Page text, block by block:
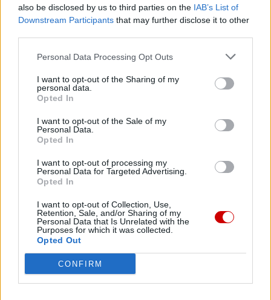
also be disclosed by us to third parties on the IAB’s List of
Downstream Participants that may further disclose it to other
Personal Data Processing Opt Outs
I want to opt-out of the Sharing of my
personal data.
Opted In
I want to opt-out of the Sale of my
Personal Data.
Opted In
I want to opt-out of processing my
Personal Data for Targeted Advertising.
Opted In
I want to opt-out of Collection, Use,
Retention, Sale, and/or Sharing of my
Personal Data that Is Unrelated with the
Purposes for which it was collected.
Opted Out
CONFIRM
Najnowsze
Przewodniczący KEP na temat przygotowań do wizyty papieża
Kard. Kikuchi z okazji rocznicy bombardowań atomowych
05 sierpnia 2026 | 20:00
Kard. Makrickas w święto Matki Bożej Śnieżnej
05 sierpnia 2026 | 19:23
problem przez lata był niedostrzegany
Popularne